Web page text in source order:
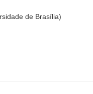
de Brasília)